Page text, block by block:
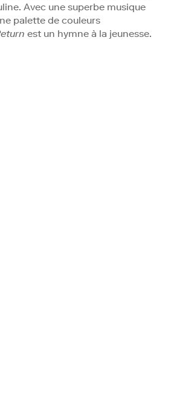
Avec une superbe musique
palette de couleurs
est un hymne à la jeunesse.